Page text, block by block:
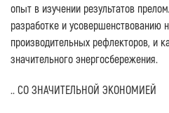
опыт в изучении результатов
разработке и
производительных рефлекторов, и
значительного энергосбережения.
.. СО ЗНАЧИТЕЛЬНОЙ ЭКОНОМИЕЙ